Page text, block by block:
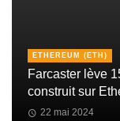
ETHEREUM (ETH)
Farcaster lève
construit sur
22 mai 2024